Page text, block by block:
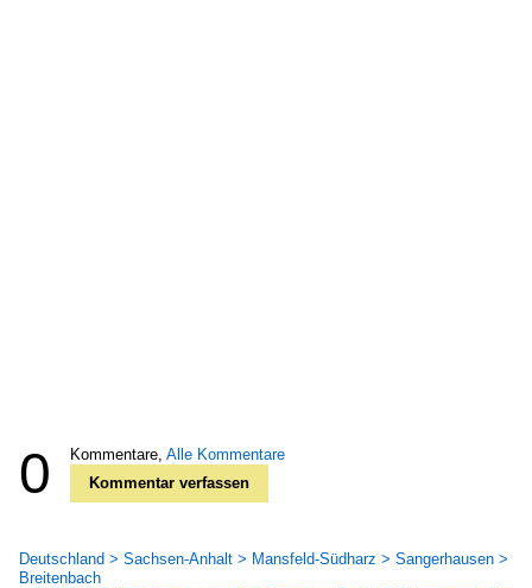
0 Kommentare, Alle Kommentare
Kommentar verfassen
Deutschland > Sachsen-Anhalt > Mansfeld-Südharz > Sangerhausen >
Breitenbach